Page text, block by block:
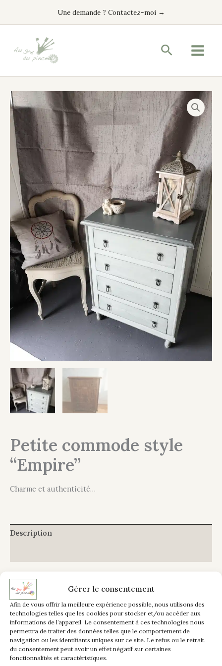
Gérer le consentement
Afin de vous offrir la meilleure expérience possible, nous utilisons des
technologies telles que les cookies pour stocker et/ou accéder aux
informations de l’appareil. Le consentement à ces technologies nous
permettra de traiter des données telles que le comportement de
navigation ou les identifiants uniques sur ce site. Le refus ou le retrait
du consentement peut avoir un effet négatif sur certaines
fonctionnalités et caractéristiques.
Une demande ? Contactez-moi →
Petite commode style
“Empire”
Charme et authenticité…
Description
offrant de beaux espaces de rangement, en noyer et
placage acajou, a été complètement rénovée et traitée,
quelques photos de son état “d’AVANT” l’atteste.
Ce charmantmeuble en bois patinédans un coloris
bleu brume et bleu acier lui redonne un côté fraîcheur et
douceur dans un joli intérieur.